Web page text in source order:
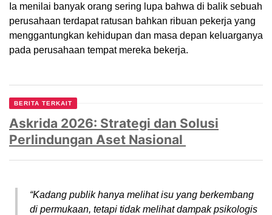
Ia menilai banyak orang sering lupa bahwa di balik sebuah
perusahaan terdapat ratusan bahkan ribuan pekerja yang
menggantungkan kehidupan dan masa depan keluarganya
pada perusahaan tempat mereka bekerja.
BERITA TERKAIT
Askrida 2026: Strategi dan Solusi
Perlindungan Aset Nasional
“Kadang publik hanya melihat isu yang berkembang
di permukaan, tetapi tidak melihat dampak psikologis